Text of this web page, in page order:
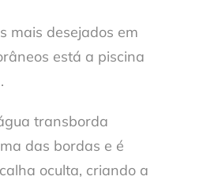
mais desejados em
está a piscina
transborda
das bordas e é
oculta, criando a